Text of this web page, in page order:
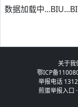
数据加载中
关于我
鄂ICP备
举报电话
煎蛋举报入口 ·